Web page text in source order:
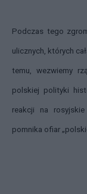
Podczas tego
ulicznych, których
temu, wezwiemy
polskiej polityki
reakcji na
pomnika ofiar